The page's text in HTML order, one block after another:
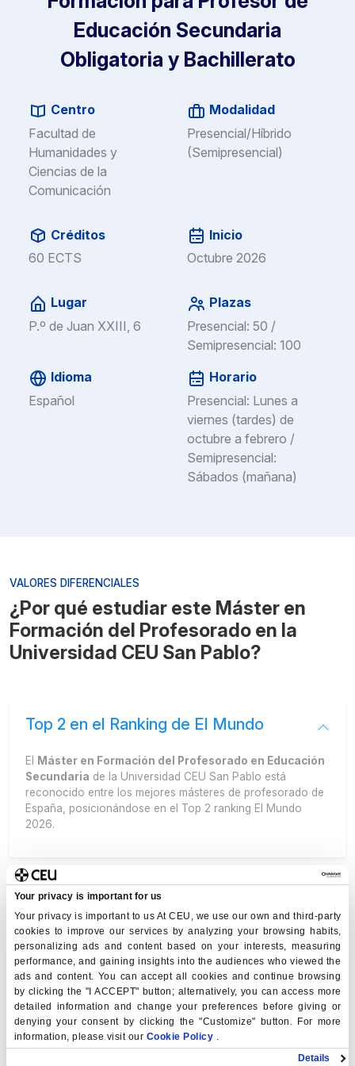
Your privacy is important for us
Your privacy is important to us At CEU, we use our own and third-party
cookies to improve our services by analyzing your browsing habits,
personalizing ads and content based on your interests, measuring
performance, and gaining insights into the audiences who viewed the
ads and content. You can accept all cookies and continue browsing
by clicking the "I ACCEPT" button; alternatively, you can access more
detailed information and change your preferences before giving or
denying your consent by clicking the "Customize" button. For more
information, please visit our Cookie Policy .
Details
desde la FUSP-CEU, a través de los soportes de
FUSP-CEU.
Educación Secundaria
Obligatoria y Bachillerato
Centro
Facultad de
Humanidades y
Ciencias de la
Comunicación
Modalidad
Presencial/Híbrido
(Semipresencial)
Créditos
60 ECTS
Inicio
Octubre 2026
Lugar
P.º de Juan XXIII, 6
Plazas
Presencial: 50 /
Semipresencial: 100
Idioma
Español
Horario
Presencial: Lunes a
viernes (tardes) de
octubre a febrero /
Semipresencial:
Sábados (mañana)
VALORES DIFERENCIALES
¿Por qué estudiar este Máster en
Formación del Profesorado en la
Universidad CEU San Pablo?
Top 2 en el Ranking de El Mundo
El
Máster en Formación del Profesorado en Educación
Secundaria de la Universidad CEU San Pablo está
reconocido entre los mejores másteres de profesorado de
España, posicionándose en el Top 2 ranking El Mundo
2026.
Especialidades del Máster de
Profesorado
Modalidad presencial y semipresencial
en Madrid
Prácticas en centros educativos (10